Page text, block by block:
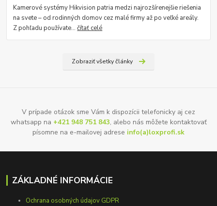
Kamerové systémy Hikvision patria medzi najrozšírenejšie riešenia
na svete – od rodinných domov cez malé firmy až po veľké areály.
Z pohľadu používate...čítať celé
Zobraziť všetky články
V prípade otázok sme Vám k dispozícii telefonicky aj cez
whatsapp na +421 948 751 843, alebo nás môžete kontaktovať
písomne na e-mailovej adrese info(a)loxprofi.sk
ZÁKLADNÉ INFORMÁCIE
Ochrana osobných údajov GDPR